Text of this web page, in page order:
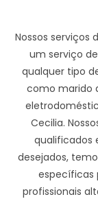
Nossos
um serviço
qualquer tipo
como marido
Cecilia.
qualificados
desejados,
específicas
profissionais